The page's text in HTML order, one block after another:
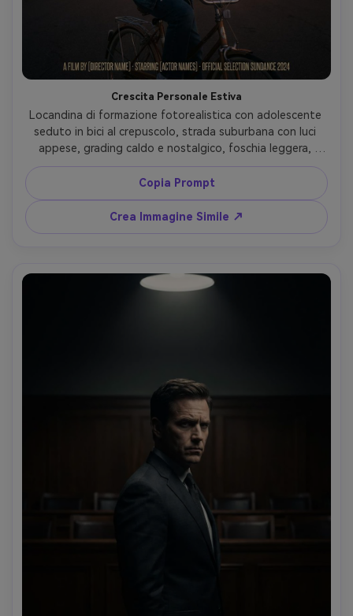
Crescita Personale Estiva
Locandina di formazione fotorealistica con adolescente
seduto in bici al crepuscolo, strada suburbana con luci
appese, grading caldo e nostalgico, foschia leggera,
sorriso gentile, scattata con Sony A7C II 50mm f/1.8,
composizione centrale con tanto cielo per titolo, grana
sottile, texture pelle naturale, feeling key art indie
festival, spazio crediti in basso --ar 4:5
Copia Prompt
Crea Immagine Simile ↗